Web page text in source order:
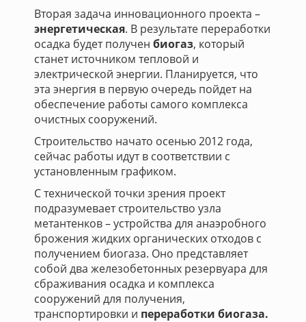
Вторая задача инновационного проекта –
энергетическая. В результате переработки
осадка будет получен биогаз, который
станет источником тепловой и
электрической энергии. Планируется, что
эта энергия в первую очередь пойдет на
обеспечение работы самого комплекса
очистных сооружений.
Строительство начато осенью 2012 года,
сейчас работы идут в соответствии с
установленным графиком.
С технической точки зрения проект
подразумевает строительство узла
метантенков – устройства для анаэробного
брожения жидких органических отходов с
получением биогаза. Оно представляет
собой два железобетонных резервуара для
сбраживания осадка и комплекса
сооружений для получения,
транспортировки и переработки биогаза.